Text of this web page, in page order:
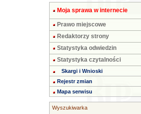
Moja sprawa w internecie
Prawo miejscowe
Redaktorzy strony
Statystyka odwiedzin
Statystyka czytalności
Skargi i Wnioski
Rejestr zmian
Mapa serwisu
Wyszukiwarka